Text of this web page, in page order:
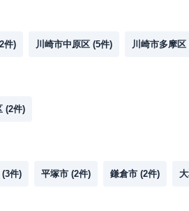
2件) 川崎市中原区 (5件) 川崎市多摩区
(2件)
(3件) 平塚市 (2件) 鎌倉市 (2件)